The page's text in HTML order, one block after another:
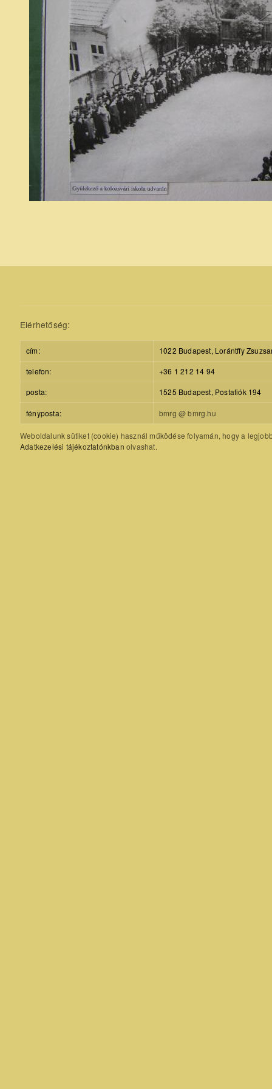
Elérhetőség:
cím:
1022 Budapest, Lorántffy
telefon:
+36 1 212 14 94
posta:
1525 Budapest, Postafiók 194
fényposta: bmrg @ bmrg.hu
Weboldalunk sütiket (cookie) használ működése folyamán, hogy a
Adatkezelési tájékoztatónkban olvashat.